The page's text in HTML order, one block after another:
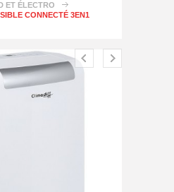
ET ÉLECTRO
CONNECTÉ 3EN1